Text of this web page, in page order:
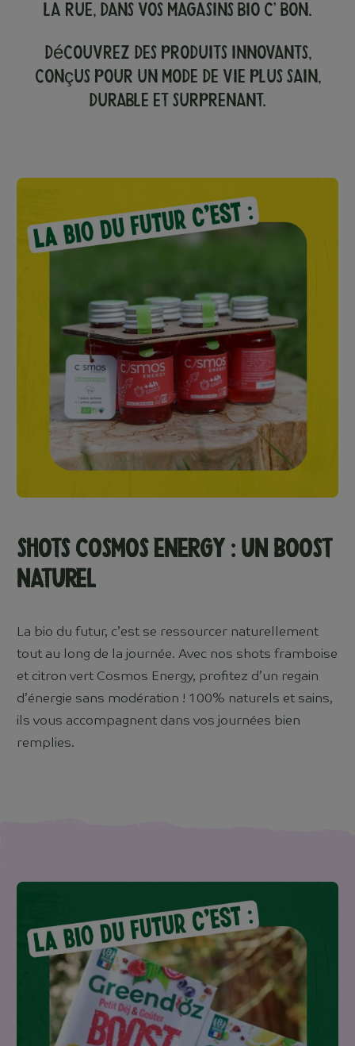
la rue, dans vos magasins Bio c’ Bon.
Découvrez des produits innovants,
conçus pour un mode de vie plus sain,
durable et surprenant.
Shots Cosmos Energy : Un boost
naturel
La bio du futur, c’est se ressourcer naturellement
tout au long de la journée. Avec nos shots framboise
et citron vert Cosmos Energy, profitez d’un regain
d’énergie sans modération ! 100% naturels et sains,
ils vous accompagnent dans vos journées bien
remplies.